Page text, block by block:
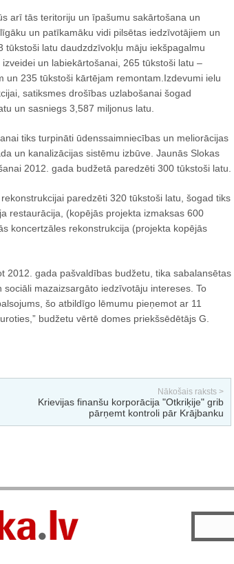
arī tās teritoriju un īpašumu sakārtošana un
un patīkamāku vidi pilsētas iedzīvotājiem un
tūkstoši latu daudzdzīvokļu māju iekšpagalmu
un labiekārtošanai, 265 tūkstoši latu –
un 235 tūkstoši kārtējam remontam.Izdevumi ielu
satiksmes drošības uzlabošanai šogad
un sasniegs 3,587 miljonus latu.
tiks turpināti ūdenssaimniecības un meliorācijas
un kanalizācijas sistēmu izbūve. Jaunās Slokas
2012. gada budžetā paredzēti 300 tūkstoši latu.
paredzēti 320 tūkstoši latu, šogad tiks
restaurācija, (kopējās projekta izmaksas 600
koncertzāles rekonstrukcija (projekta kopējās
2012. gada pašvaldības budžetu, tika sabalansētas
mazaizsargāto iedzīvotāju intereses. To
šo atbildīgo lēmumu pieņemot ar 11
budžetu vērtē domes priekšsēdētājs G.
Nākošais raksts >
Krievijas finanšu korporācija "Otkriķije" grib
pārņemt kontroli pār Krājbanku